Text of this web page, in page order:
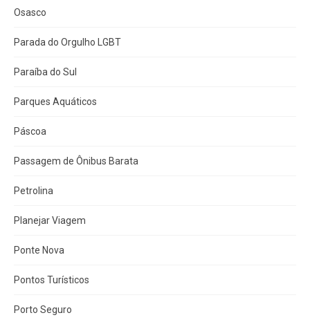
Osasco
Parada do Orgulho LGBT
Paraíba do Sul
Parques Aquáticos
Páscoa
Passagem de Ônibus Barata
Petrolina
Planejar Viagem
Ponte Nova
Pontos Turísticos
Porto Seguro